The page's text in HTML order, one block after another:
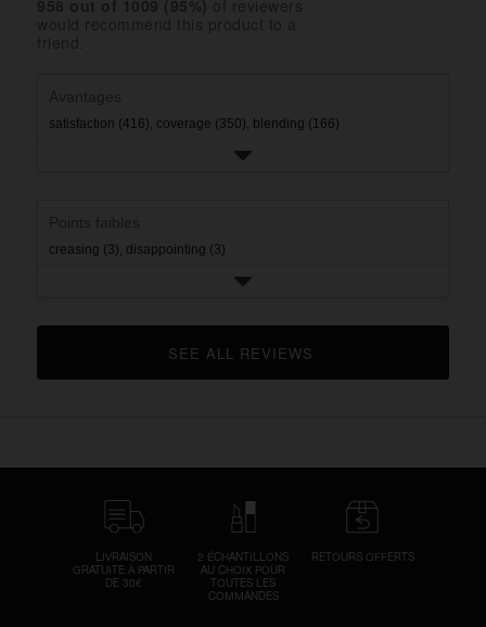
satisfaction (416), coverage (350), blending (166)
creasing (3), disappointing (3)
CLICK TO GO TO ALL REVIEWS
LIVRAISON
GRATUITE À PARTIR
DE 30€
2 ÉCHANTILLONS
AU CHOIX POUR
TOUTES LES
COMMANDES
RETOURS OFFERTS